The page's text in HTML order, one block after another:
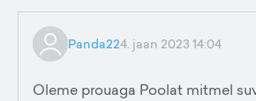
Panda224. jaan 2023 14:04
Oleme prouaga Poolat mitmel